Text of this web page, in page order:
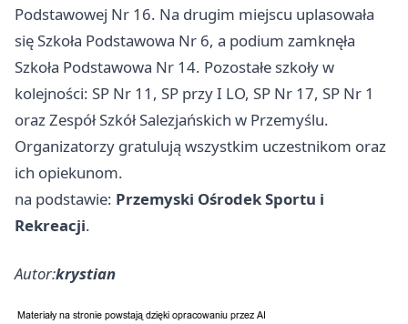
Podstawowej Nr 16. Na drugim miejscu uplasowała
się Szkoła Podstawowa Nr 6, a podium zamknęła
Szkoła Podstawowa Nr 14. Pozostałe szkoły w
kolejności: SP Nr 11, SP przy I LO, SP Nr 17, SP Nr 1
oraz Zespół Szkół Salezjańskich w Przemyślu.
Organizatorzy gratulują wszystkim uczestnikom oraz
ich opiekunom.
na podstawie: Przemyski Ośrodek Sportu i
Rekreacji.
Autor:krystian